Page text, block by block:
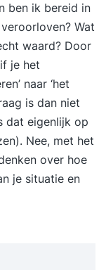
bod,
van
jouw
proactief en
initiatief en
ben ik bereid in
Wat
waard? Door
je het
naar ‘het
is dan niet
dat eigenlijk op
Nee, met het
over hoe
je situatie en